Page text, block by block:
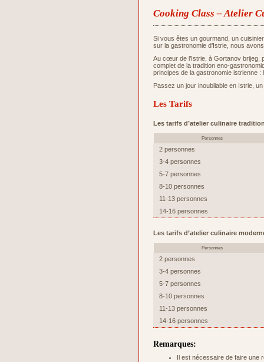
Cooking Class – Atelier
Si vous êtes un gourmand, un
sur la gastronomie d’Istrie, nous
Au cœur de l’Istrie, à Gortanov brijeg,
complet de la tradition eno-
principes de la gastronomie istrienne
Passez un jour inoubliable en Istrie,
Les Tarifs
Les tarifs d’atelier culinaire
Personnes
2 personnes
3-4 personnes
5-7 personnes
8-10 personnes
11-13 personnes
14-16 personnes
Les tarifs d’atelier culinaire
Personnes
2 personnes
3-4 personnes
5-7 personnes
8-10 personnes
11-13 personnes
14-16 personnes
Remarques:
Il est nécessaire de faire une